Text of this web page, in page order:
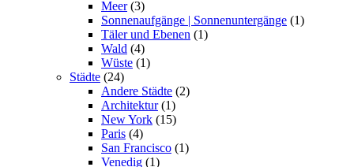
Meer (3)
Sonnenaufgänge | Sonnenuntergänge (1)
Täler und Ebenen (1)
Wald (4)
Wüste (1)
Städte (24)
Andere Städte (2)
Architektur (1)
New York (15)
Paris (4)
San Francisco (1)
Venedig (1)